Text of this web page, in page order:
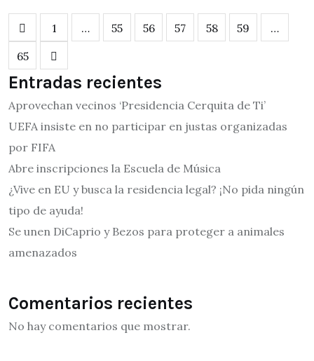
1 … 55 56 57 58 59
…
65
Entradas recientes
Aprovechan vecinos ‘Presidencia Cerquita de Ti’
UEFA insiste en no participar en justas organizadas
por FIFA
Abre inscripciones la Escuela de Música
¿Vive en EU y busca la residencia legal? ¡No pida ningún
tipo de ayuda!
Se unen DiCaprio y Bezos para proteger a animales
amenazados
Comentarios recientes
No hay comentarios que mostrar.